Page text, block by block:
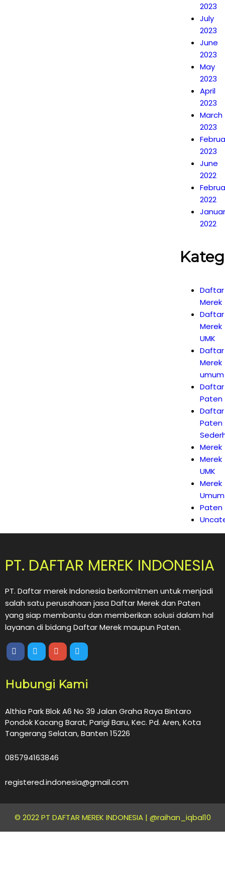
2023
July
2023
June
2023
May
2023
April
2023
March
2023
2023
June
2022
2022
2022
Daftar
Merek
Daftar
Merek
UMK
Daftar
Merek
umum
Daftar
Paten
Daftar
Paten
Merek
Merek
UMK
Merek
Umum
Paten
PT. DAFTAR MEREK INDONESIA
PT. Daftar merek Indonesia berkomitmen untuk menjadi
salah satu perusahaan jasa Daftar Merek dan Paten
yang siap membantu dan memberikan solusi dalam hal
layanan di bidang Daftar Merek maupun Paten.
Hubungi Kami
Althia Park Blok A6 No 39 Jalan Graha Raya Bintaro
Pondok Kacang Barat, Parigi Baru, Kec. Pd. Aren, Kota
Tangerang Selatan, Banten 15226
085794163846
registered.indonesia@gmail.com
© 2022 PT DAFTAR MEREK INDONESIA | @raihan_iqbal10